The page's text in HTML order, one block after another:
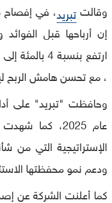
وقالتتبريد، في
إن أرباحها قبل
، مع تحسن هامش الربح ليصل
وحافظت "تبريد" على
عام 2025،
الإستراتيجية التي من
ودعم نمو محفظتها
كما أعلنت الشركة عن